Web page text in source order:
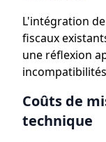
L'intégration
fiscaux
une réflexion
Coûts de
technique